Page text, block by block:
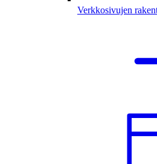
Verkkosivujen